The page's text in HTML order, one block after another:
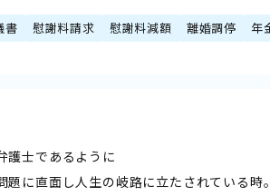
書 慰謝料請求 慰謝料減額 離婚調停 年
護士であるように
に直面し人生の岐路に立たされている時